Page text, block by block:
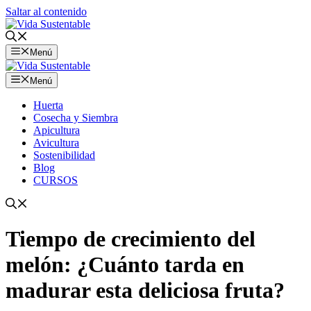
Saltar al contenido
Menú
Menú
Huerta
Cosecha y Siembra
Apicultura
Avicultura
Sostenibilidad
Blog
CURSOS
Tiempo de crecimiento del
melón: ¿Cuánto tarda en
madurar esta deliciosa fruta?